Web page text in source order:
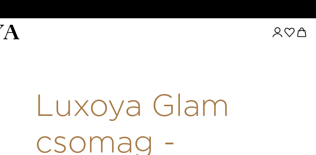
Luxoya Glam
csomag -